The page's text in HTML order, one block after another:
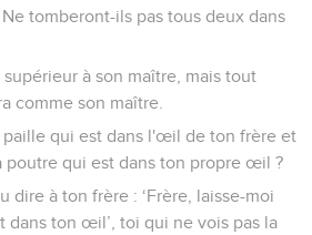
tomberont-ils pas tous deux dans
à son maître, mais tout
comme son maître.
paille qui est dans l'œil de ton frère et
poutre qui est dans ton propre œil ?
dire à ton frère : ‘Frère, laisse-moi
dans ton œil’, toi qui ne vois pas la